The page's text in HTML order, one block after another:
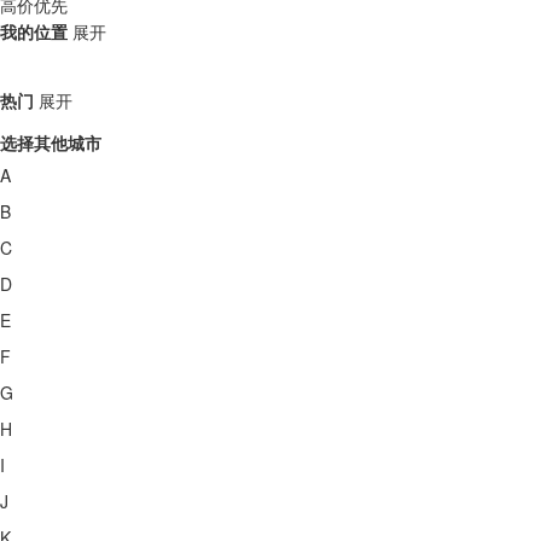
我的位置 展开
热门 展开
选择其他城市
A
B
C
D
E
F
G
H
I
J